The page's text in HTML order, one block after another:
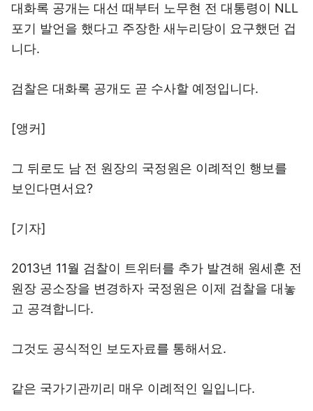
대화록 공개는 대선 때부터 노무현 전 대통령이 NLL
포기 발언을 했다고 주장한 새누리당이 요구했던 겁
니다.
검찰은 대화록 공개도 곧 수사할 예정입니다.
[앵커]
그 뒤로도 남 전 원장의 국정원은 이례적인 행보를
보인다면서요?
[기자]
2013년 11월 검찰이 트위터를 추가 발견해 원세훈 전
원장 공소장을 변경하자 국정원은 이제 검찰을 대놓
고 공격합니다.
그것도 공식적인 보도자료를 통해서요.
같은 국가기관끼리 매우 이례적인 일입니다.